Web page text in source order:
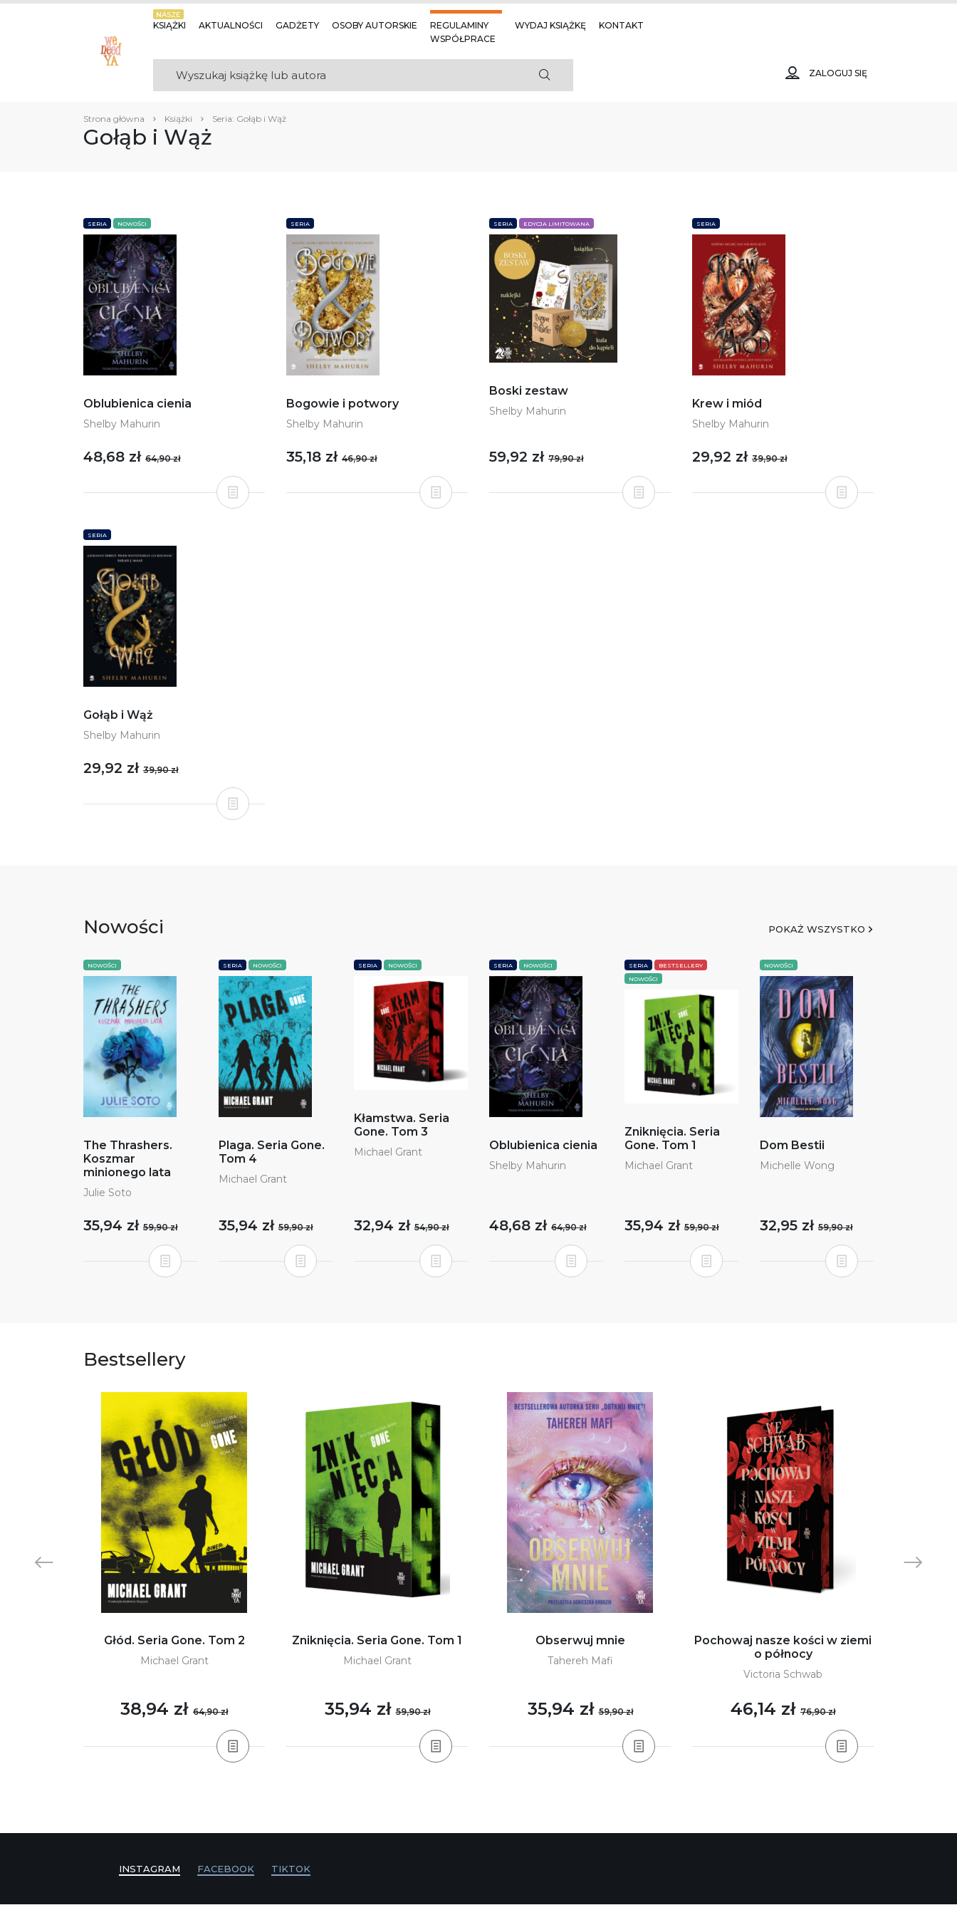
KSIĄŻKI
NASZE
AKTUALNOŚCI GADŻETY OSOBY AUTORSKIE
REGULAMINY
WSPÓŁPRACE
WYDAJ KSIĄŻKĘ KONTAKT
ZALOGUJ SIĘ
Strona główna Książki Seria: Gołąb i Wąż
Gołąb i Wąż
SERIA NOWOŚCI
Oblubienica cienia
Shelby Mahurin
48,68 zł 64,90 zł
SERIA
Bogowie i potwory
Shelby Mahurin
35,18 zł 46,90 zł
SERIA EDYCJA LIMITOWANA
Boski zestaw
Shelby Mahurin
59,92 zł 79,90 zł
SERIA
Krew i miód
Shelby Mahurin
29,92 zł 39,90 zł
SERIA
Gołąb i Wąż
Shelby Mahurin
29,92 zł 39,90 zł
Nowości POKAŻ WSZYSTKO
NOWOŚCI
The Thrashers.
Koszmar
minionego lata
Julie Soto
35,94 zł 59,90 zł
SERIA NOWOŚCI
Plaga. Seria Gone.
Tom 4
Michael Grant
35,94 zł 59,90 zł
SERIA NOWOŚCI
Kłamstwa. Seria
Gone. Tom 3
Michael Grant
32,94 zł 54,90 zł
SERIA NOWOŚCI
Oblubienica cienia
Shelby Mahurin
48,68 zł 64,90 zł
SERIA
BESTSELLERY
NOWOŚCI
Zniknięcia. Seria
Gone. Tom 1
Michael Grant
35,94 zł 59,90 zł
NOWOŚCI
Dom Bestii
Michelle Wong
32,95 zł 59,90 zł
Bestsellery
Głód. Seria Gone. Tom 2
Michael Grant
38,94 zł 64,90 zł
Zniknięcia. Seria Gone. Tom 1
Michael Grant
35,94 zł59,90 zł
Obserwuj mnie
Tahereh Mafi
35,94 zł59,90 zł
Pochowaj nasze kości w ziemi
o północy
Victoria Schwab
46,14 zł 76,90 zł
INSTAGRAM FACEBOOK TIKTOK